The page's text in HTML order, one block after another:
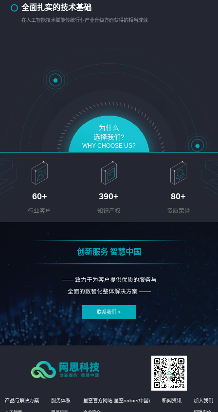
全面扎实的技术基础
在人工智能技术赋能传统行业产业升级方面获得的相当成就
为什么
选择我们?
WHY CHOOSE US?
60+
行业客户
390+
知识产权
80+
资质荣誉
创新服务 智慧中国
—— 致力于为客户提供优质的服务与
全面的数智化整体解决方案 ——
联系我们 >
产品与解决方案 服务体系 星空官方网站-星空online(中国) 新闻资讯 加入我们